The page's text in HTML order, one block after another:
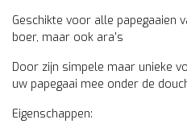
Geschikte voor alle papegaaien
boer, maar ook ara's
Door zijn simpele maar unieke
uw papegaai mee onder de
Eigenschappen: